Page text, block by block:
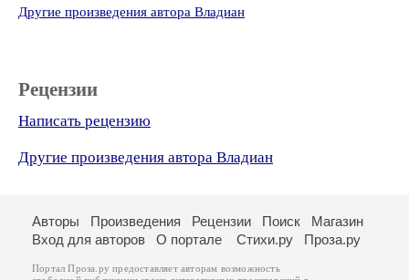
Другие произведения автора Владиан
Рецензии
Написать рецензию
Другие произведения автора Владиан
Авторы Произведения Рецензии Поиск
Магазин
Вход для авторов
О портале Стихи.ру Проза.ру
Портал Проза.ру предоставляет авторам возможность